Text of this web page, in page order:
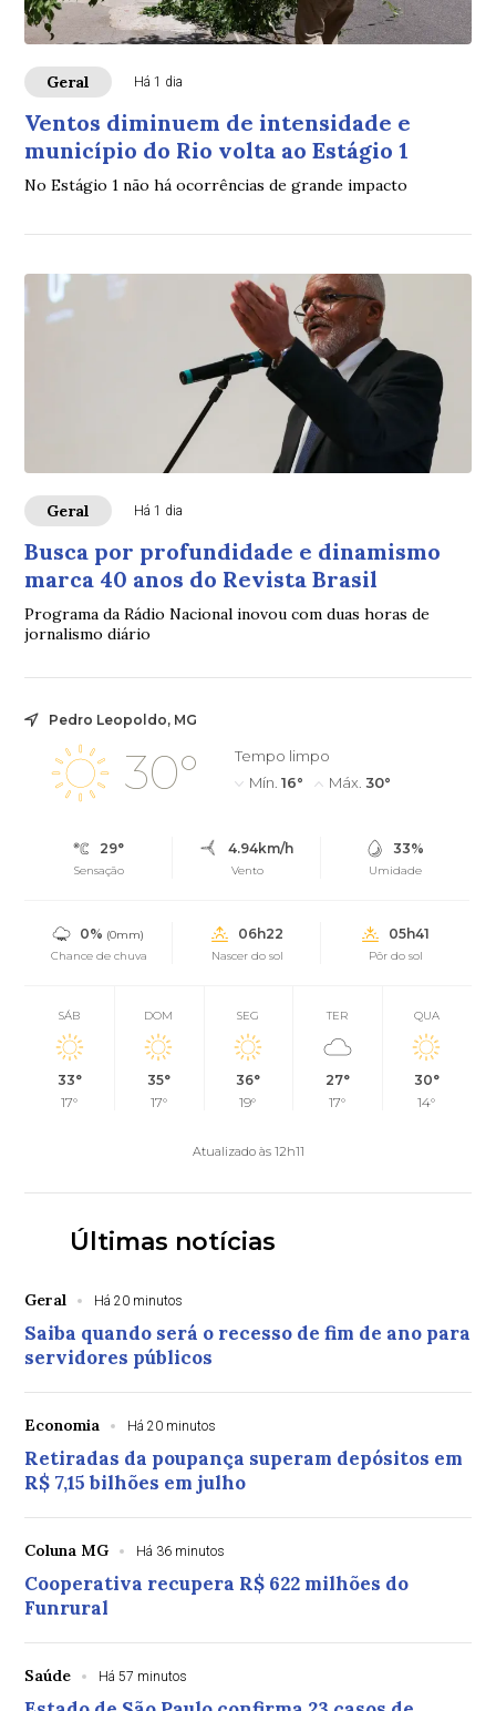
Geral Há 1 dia
Ventos diminuem de intensidade e
município do Rio volta ao Estágio 1
No Estágio 1 não há ocorrências de grande impacto
Geral Há 1 dia
Busca por profundidade e dinamismo
marca 40 anos do Revista Brasil
Programa da Rádio Nacional inovou com duas horas de
jornalismo diário
Pedro Leopoldo, MG
30°
Tempo limpo
Mín. 16° Máx. 30°
29°
Sensação
4.94km/h
Vento
33%
Umidade
0% (0mm)
Chance de chuva
06h22
Nascer do sol
05h41
Pôr do sol
SÁB
33°
17°
DOM
35°
17°
SEG
36°
19°
TER
27°
17°
QUA
30°
14°
Atualizado às 12h11
Últimas notícias
Geral Há 20 minutos
Saiba quando será o recesso de fim de ano para
servidores públicos
Economia Há 20 minutos
Retiradas da poupança superam depósitos em
R$ 7,15 bilhões em julho
Coluna MG Há 36 minutos
Cooperativa recupera R$ 622 milhões do
Funrural
Saúde Há 57 minutos